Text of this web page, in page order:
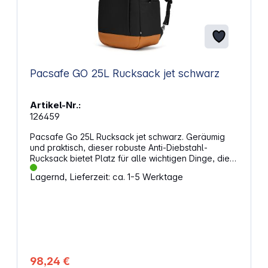
Pacsafe GO 25L Rucksack jet schwarz
Artikel-Nr.:
126459
Pacsafe Go 25L Rucksack jet schwarz. Geräumig
und praktisch, dieser robuste Anti-Diebstahl-
Rucksack bietet Platz für alle wichtigen Dinge, die
du benötigst - darunter ein gepolstertes Fach für
dein Laptop, eine Gepäckschlaufe und eine
Reißverschlüsse und ein RFID-blockierendes Fach.
Lagernd, Lieferzeit: ca. 1-5 Werktage
98,24 €